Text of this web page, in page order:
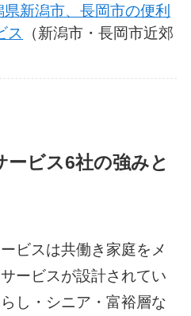
新潟市、長岡市の便利
ス
（新潟市・長岡市近郊
ービス6社の強みと
ビスは共働き家庭をメ
ービスが設計されてい
し・シニア・富裕層な